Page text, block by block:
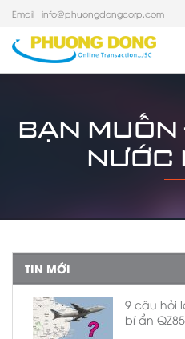
Email : info@phuongdongcorp.com
BẠN
NƯỚC
TIN MỚI
9 câu hỏi
bí ẩn